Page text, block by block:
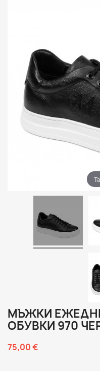
МЪЖКИ
ОБУВКИ 970
75,00 €